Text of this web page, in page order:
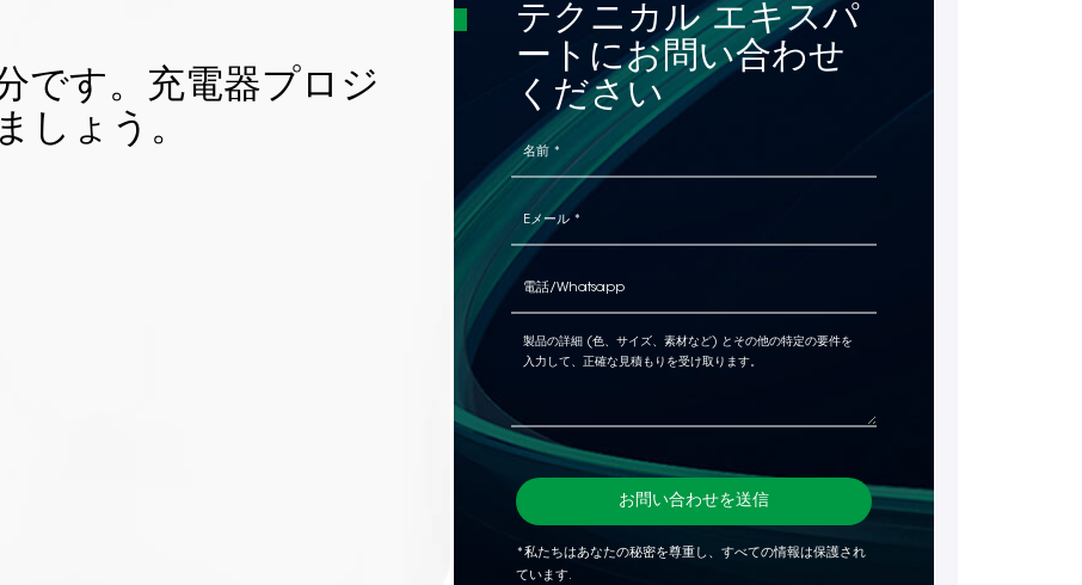
です。充電器プロジ
しょう。
テクニカル エキスパ
ートにお問い合わせ
ください
お問い合わせを送信
*私たちはあなたの秘密を尊重し、すべての情報は保護され
ています.